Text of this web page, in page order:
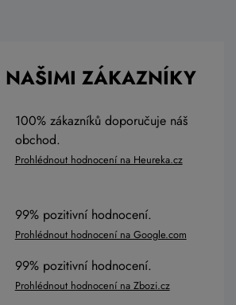
NAŠIMI ZÁKAZNÍKY
100% zákazníků doporučuje náš
obchod.
Prohlédnout hodnocení na Heureka.cz
99% pozitivní hodnocení.
Prohlédnout hodnocení na Google.com
99% pozitivní hodnocení.
Prohlédnout hodnocení na Zbozi.cz